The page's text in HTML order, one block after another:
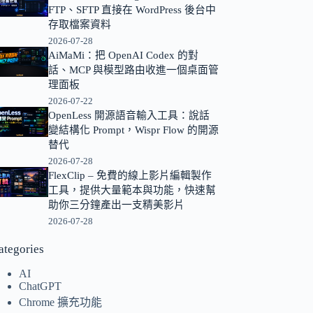
FTP、SFTP 直接在 WordPress 後台中
存取檔案資料
2026-07-28
AiMaMi：把 OpenAI Codex 的對
話、MCP 與模型路由收進一個桌面管
理面板
2026-07-22
OpenLess 開源語音輸入工具：說話
變結構化 Prompt，Wispr Flow 的開源
替代
2026-07-28
FlexClip – 免費的線上影片編輯製作
工具，提供大量範本與功能，快速幫
助你三分鐘產出一支精美影片
2026-07-28
AI
ChatGPT
Chrome 擴充功能